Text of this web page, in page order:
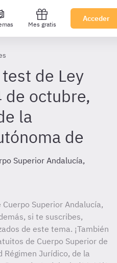
Mes gratis
Acceder
de Ley
octubre,
la
de
Superior Andalucía,
Superior Andalucía,
si te suscribes,
de este tema. ¡También
de Cuerpo Superior de
Jurídico, de la